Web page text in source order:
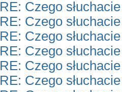
RE: Czego
RE: Czego
RE: Czego
RE: Czego
RE: Czego
RE: Czego